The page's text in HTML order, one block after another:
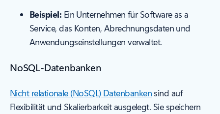
Beispiel: Ein Unternehmen für Software as a
Service, das Konten, Abrechnungsdaten und
Anwendungseinstellungen verwaltet.
NoSQL-Datenbanken
Nicht relationale (NoSQL) Datenbanken sind auf
Flexibilität und Skalierbarkeit ausgelegt. Sie speichern